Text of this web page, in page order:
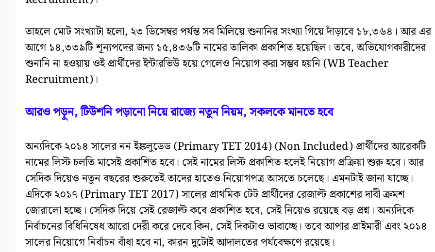
তাহলে মোট সংখ্যাটা হলো, ২৩ ডিসেম্বর পর্যন্ত সব মিলিয়ে শুনানির সংখ্যা গিয়ে দাঁড়াবে ১৮,৩৬৪। আর এর
আগে ১৪,৩৩৯টি শূন্যপদের জন্য ১৫,৪৩৬টি নামের তালিকা প্রকাশিত হয়েছিল। তবে, অভিযোগকারীদের
শুনানি না হওয়ায় ওই প্রার্থীদের ইন্টারভিউ হয়ে গেলেও নিয়োগ করা সম্ভব হয়নি (WB Teacher
Recruitment)।
আরও পড়ুন, টিউশনি পড়ানো নিয়ে রাজ্যে নতুন নিয়ম, সকলকে মানতে হবে
অন্যদিকে ২০১৪ সালের নন ইঙ্কলুডেড (Primary TET 2014) (Non Included) প্রার্থীদের আরেকটি
নামের লিস্ট চলতি মাসেই প্রকাশিত হবে। সেই নামের লিস্ট প্রকাশিত হলেই নিয়োগ প্রক্রিয়া শুরু হবে। আর
সেদিক দিয়েও নতুন বছরের শুরুতেই তাদের হাতেও নিয়োগপত্র আসতে চলেছে। এমনটাই জানা যাচ্ছে।
এদিকে ২০১৭ (Primary TET 2017) সালের প্রাথমিক টেট প্রার্থীদের রেজাল্ট প্রকাশের দাবী ক্রমশ
জোরালো হচ্ছে। সেদিক দিয়ে সেই রেজাল্ট কবে প্রকাশিত হবে, সেই নিয়েও রয়েছে বড় প্রশ্ন। অন্যদিকে
নির্বাচনের বিধিনিষেধ আরো দেরী করে দেবে কিন, সেই দিকটাও ভাবাচ্ছে। তবে আপার প্রাইমারী এবং ২০১৪
সালের নিয়োগে নির্বাচন বাঁধা হবে না, কারন দুটোই আদালতের পর্যবেক্ষণে রয়েছে।